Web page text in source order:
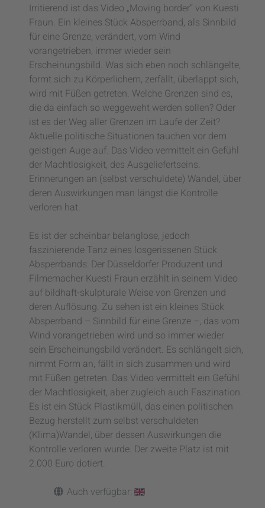
Irritierend ist das Video „Moving border“ von Kuesti
Fraun. Ein kleines Stück Absperrband, als Sinnbild
für eine Grenze, verändert, vom Wind
vorangetrieben, immer wieder sein
Erscheinungsbild. Was sich eben noch schlängelte,
formt sich zu Körperlichem, zerfällt, überlappt sich,
wird mit Füßen getreten. Welche Grenzen sind es,
die da einfach so weggeweht werden sollen? Oder
ist es der Weg aller Grenzen im Laufe der Zeit?
Aktuelle politische Situationen tauchen vor dem
geistigen Auge auf. Das Video vermittelt ein Gefühl
der Machtlosigkeit, des Ausgeliefertseins.
Erinnerungen an (selbst verschuldete) Wandel, über
deren Auswirkungen man längst die Kontrolle
verloren hat.
Es ist der scheinbar belanglose, jedoch
faszinierende Tanz eines losgerissenen Stück
Absperrbands: Der Düsseldorfer Produzent und
Filmemacher Kuesti Fraun erzählt in seinem Video
auf bildhaft-skulpturale Weise von Grenzen und
deren Auflösung. Zu sehen ist ein kleines Stück
Absperrband – Sinnbild für eine Grenze –, das vom
Wind vorangetrieben wird und so immer wieder
sein Erscheinungsbild verändert. Es schlängelt sich,
nimmt Form an, fällt in sich zusammen und wird
mit Füßen getreten. Das Video vermittelt ein Gefühl
der Machtlosigkeit, aber zugleich auch Faszination.
Es ist ein Stück Plastikmüll, das einen politischen
Bezug herstellt zum selbst verschuldeten
(Klima)Wandel, über dessen Auswirkungen die
Kontrolle verloren wurde. Der zweite Platz ist mit
2.000 Euro dotiert.
Auch verfügbar: